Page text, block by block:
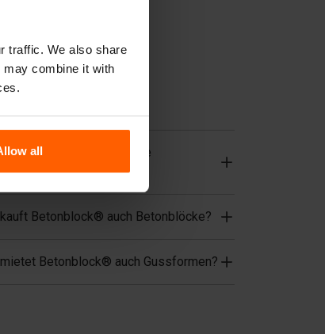
traffic. We also share
combine it with
all
gestellte Fragen
welchem Material sind die
hergestellt?
Betonblock® auch Betonblöcke?
Betonblock® auch Gussformen?